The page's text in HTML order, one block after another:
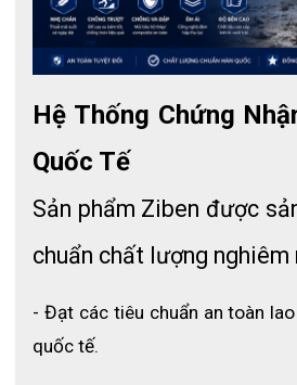
- Thương hiệu: Ziben
- Xuất xứ: Hàn Quốc
- Cấu tạo: Mũi thép + Đế thép
- Kiểu dáng: Thấp cổ
- Chất liệu thân giày: Da thật + Vải
- Kích cỡ (Size): 230 ~ 300mm
- Tiêu chuẩn an toàn: EU CE EN
Hệ Thống Chứng
Quốc Tế
Sản phẩm Ziben được
chuẩn chất lượng nghiêm
- Đạt các tiêu chuẩn an toàn
quốc tế.